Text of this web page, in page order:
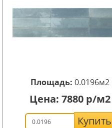
Площадь: 0.0196м2
Цена: 7880 р/м2
Купить